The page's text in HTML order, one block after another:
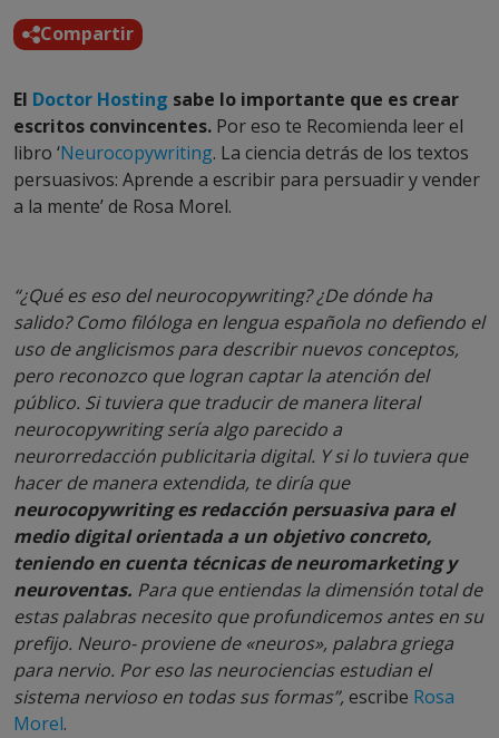
Compartir
El Doctor Hosting sabe lo importante que es crear
escritos convincentes. Por eso te Recomienda leer el
libro ‘Neurocopywriting. La ciencia detrás de los textos
persuasivos: Aprende a escribir para persuadir y vender
a la mente’ de Rosa Morel.
“¿Qué es eso del neurocopywriting? ¿De dónde ha
salido? Como filóloga en lengua española no defiendo el
uso de anglicismos para describir nuevos conceptos,
pero reconozco que logran captar la atención del
público. Si tuviera que traducir de manera literal
neurocopywriting sería algo parecido a
neurorredacción publicitaria digital. Y si lo tuviera que
hacer de manera extendida, te diría que
neurocopywriting es redacción persuasiva para el
medio digital orientada a un objetivo concreto,
teniendo en cuenta técnicas de neuromarketing y
neuroventas. Para que entiendas la dimensión total de
estas palabras necesito que profundicemos antes en su
prefijo. Neuro- proviene de «neuros», palabra griega
para nervio. Por eso las neurociencias estudian el
sistema nervioso en todas sus formas”, escribe Rosa
Morel.